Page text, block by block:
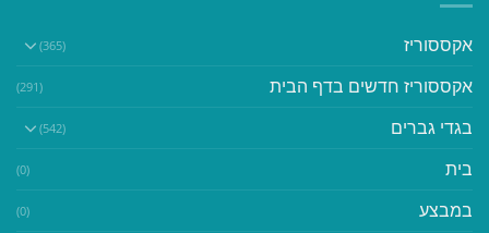
אקססוריז (365)
אקססוריז חדשים בדף הבית (291)
בגדי גברים (542)
בית (0)
במבצע (0)